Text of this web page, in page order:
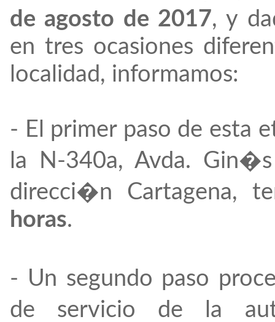
de agosto de 2017, y
en tres ocasiones
localidad, informamos:
- El primer paso de esta
la N-340a, Avda.
direcci�n Cartagena,
horas.
- Un segundo paso
de servicio de la